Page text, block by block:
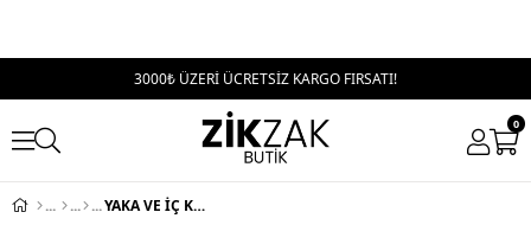
3000₺ ÜZERİ ÜCRETSİZ KARGO FIRSATI!
0
YAKA VE İÇ KÜRK DETAY KEMERLİ LAMİNE MONT SİYAH 3146